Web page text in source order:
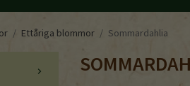
/ Ettåriga blommor / Sommardahlia